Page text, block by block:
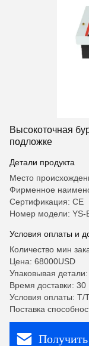
Высокоточная
подложке
Детали продукта
Место
Фирменное
Сертификация: CE
Номер модели: YS-
Условия оплаты и
Количество мин
Цена: 68000USD
Упаковывая
Время доставки:
Условия оплаты: T/
Поставка